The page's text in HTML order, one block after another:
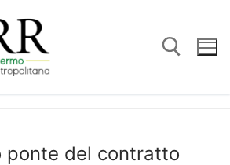
ponte del contratto